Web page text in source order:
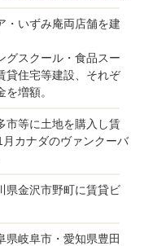
・いずみ庵両店舗を建
グスクール・食品スー
貸住宅等建設、それぞ
増額。
市等に土地を購入し賃
カナダのヴァンクーバ
県金沢市野町に賃貸ビ
県岐阜市・愛知県豊田